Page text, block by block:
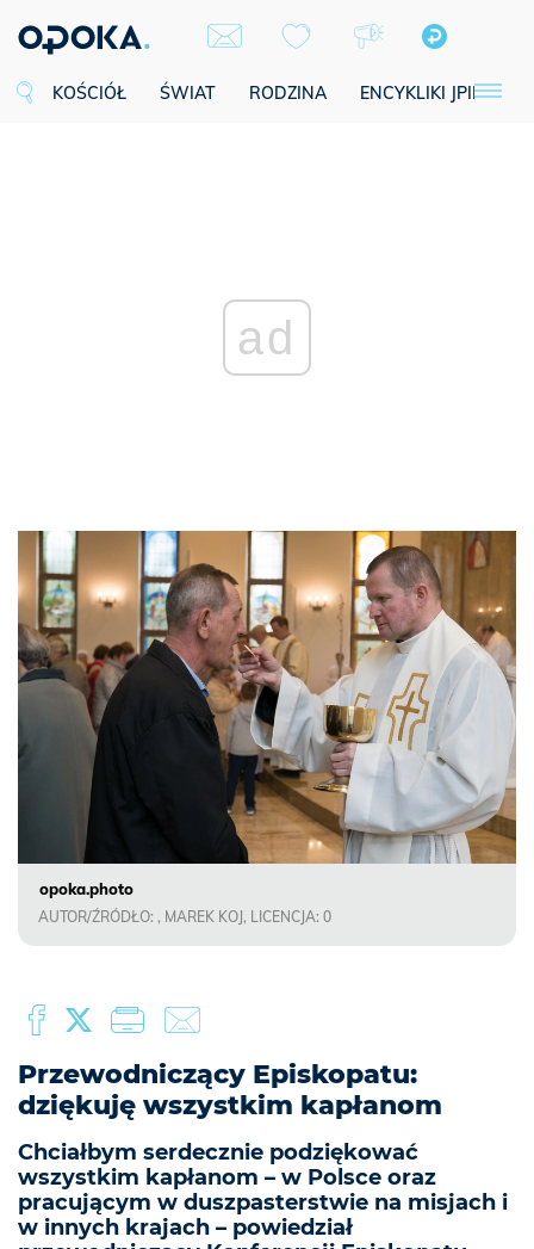
KOŚCIÓŁ ŚWIAT RODZINA ENCYKLIKI JPII
ad
opoka.photo
AUTOR/ŹRÓDŁO: , MAREK KOJ, LICENCJA: 0
Przewodniczący Episkopatu:
dziękuję wszystkim kapłanom
Chciałbym serdecznie podziękować
wszystkim kapłanom – w Polsce oraz
pracującym w duszpasterstwie na misjach i
w innych krajach – powiedział